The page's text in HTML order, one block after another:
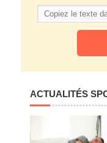
ACTUALITÉS